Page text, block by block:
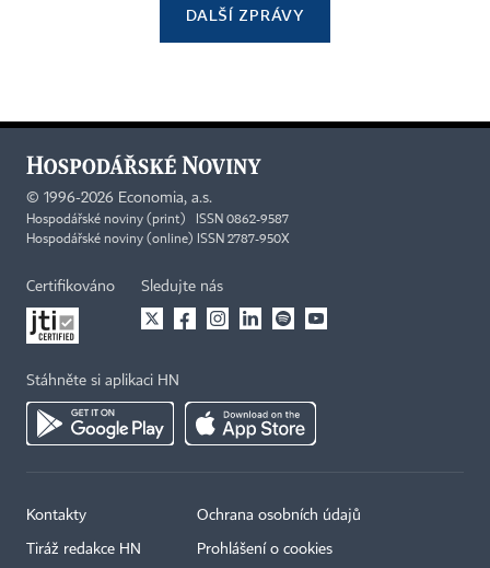
DALŠÍ ZPRÁVY
© 1996-2026 Economia, a.s.
Hospodářské noviny (print) ISSN 0862-9587
Hospodářské noviny (online) ISSN 2787-950X
Certifikováno Sledujte nás
Stáhněte si aplikaci HN
Kontakty
Tiráž redakce HN
Ochrana osobních údajů
Prohlášení o cookies